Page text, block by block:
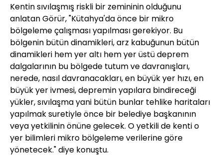
Kentin sıvılaşmış riskli bir zemininin olduğunu
anlatan Görür, "Kütahya'da önce bir mikro
bölgeleme çalışması yapılması gerekiyor. Bu
bölgenin bütün dinamikleri, arz kabuğunun bütün
dinamikleri hem yer altı hem yer üstü deprem
dalgalarının bu bölgede tutum ve davranışları,
nerede, nasıl davranacakları, en büyük yer hızı, en
büyük yer ivmesi, depremin yapılara bindireceği
yükler, sıvılaşma yani bütün bunlar tehlike haritaları
yapılmak suretiyle önce bir belediye başkanının
veya yetkilinin önüne gelecek. O yetkili de kenti o
yer bilimleri mikro bölgeleme verilerine göre
yönetecek." diye konuştu.